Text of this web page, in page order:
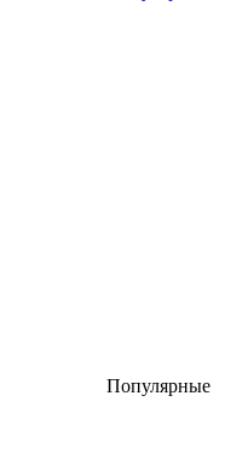
Популярные